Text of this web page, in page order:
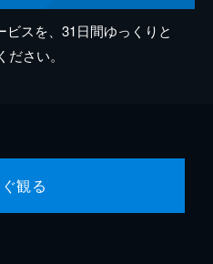
スを、31日間ゆっくりと
ださい。
観る